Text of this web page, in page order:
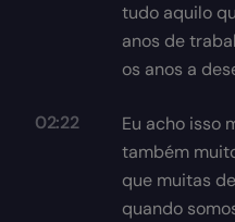
tudo aquilo
anos de
os anos a
02:22
Eu acho isso
também
que muitas
quando